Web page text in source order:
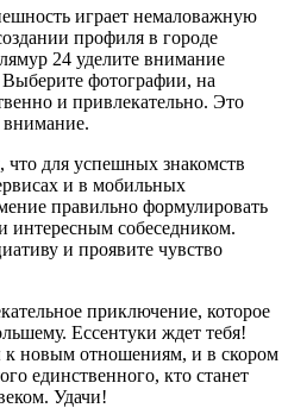
играет немаловажную
профиля в городе
24 уделите внимание
фотографии, на
и привлекательно. Это
что для успешных знакомств
и в мобильных
правильно формулировать
собеседником.
и проявите чувство
приключение, которое
Ессентуки ждет тебя!
к новым отношениям, и в скором
единственного, кто станет
Удачи!